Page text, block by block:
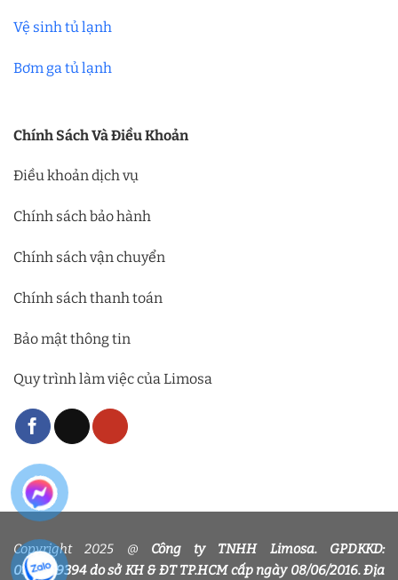
Vệ sinh tủ lạnh
Bơm ga tủ lạnh
Chính Sách Và Điều Khoản
Điều khoản dịch vụ
Chính sách bảo hành
Chính sách vận chuyển
Chính sách thanh toán
Bảo mật thông tin
Quy trình làm việc của Limosa
Copyright 2025 @ Công ty TNHH Limosa. GPDKKD:
0318339394 do sở KH & ĐT TP.HCM cấp ngày 08/06/2016. Địa